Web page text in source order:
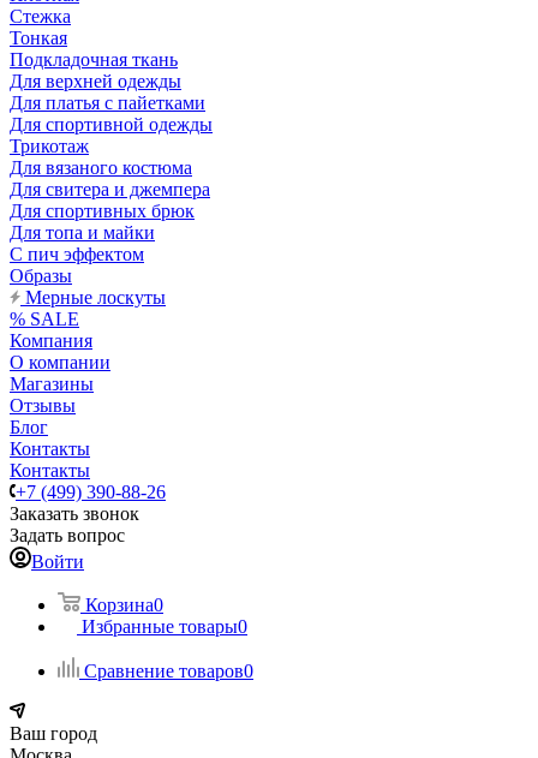
Стежка
Тонкая
Подкладочная ткань
Для верхней одежды
Для платья с пайетками
Для спортивной одежды
Трикотаж
Для вязаного костюма
Для свитера и джемпера
Для спортивных брюк
Для топа и майки
С пич эффектом
Образы
Мерные лоскуты
% SALE
Компания
О компании
Магазины
Отзывы
Блог
Контакты
Контакты
+7 (499) 390-88-26
Заказать звонок
Задать вопрос
Войти
Корзина0
Избранные товары0
Сравнение товаров0
Ваш город